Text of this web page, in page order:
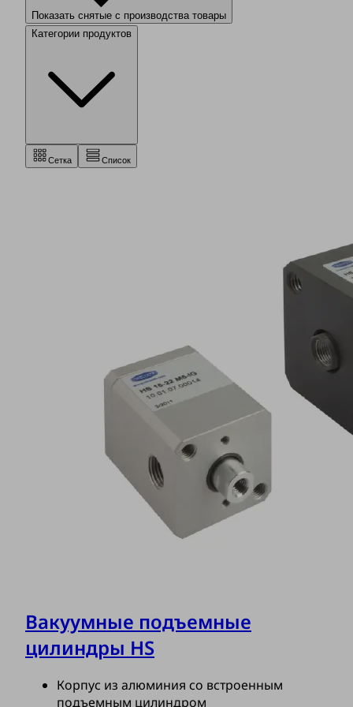
Показать снятые с производства товары
Категории продуктов
Сетка Список
Вакуумные подъемные
цилиндры HS
Корпус из алюминия со встроенным
подъемным цилиндром